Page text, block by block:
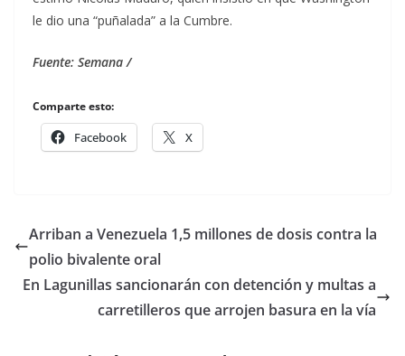
le dio una “puñalada” a la Cumbre.
Fuente: Semana /
Comparte esto:
Facebook X
Arriban a Venezuela 1,5 millones de dosis contra la
polio bivalente oral
En Lagunillas sancionarán con detención y multas a
carretilleros que arrojen basura en la vía